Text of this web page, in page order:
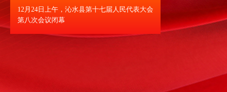
线，吃住行游购娱实现全程预约。乡
6亿元。
居。基础设施不断完善。定都路改扩
实施，县城主次干道、人行通道有序
设，梅杏、树理等4个停车场投入使
沁水县2026年民生实事项目新鲜出炉
12月
沁水县